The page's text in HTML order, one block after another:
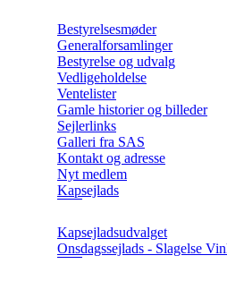
Bestyrelsesmøder
Generalforsamlinger
Bestyrelse og udvalg
Vedligeholdelse
Ventelister
Gamle historier og billeder
Sejlerlinks
Galleri fra SAS
Kontakt og adresse
Nyt medlem
Kapsejlads
Kapsejladsudvalget
Onsdagssejlads - Slagelse